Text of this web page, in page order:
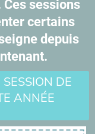
sessions
certains
depuis
DE
ANNÉE